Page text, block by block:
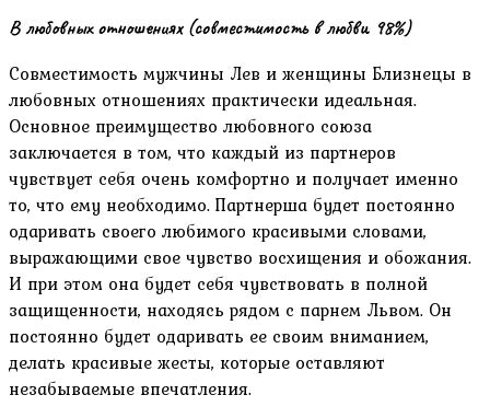
В любовных отношениях (совместимость в любви 98%)
Совместимость мужчины Лев и женщины Близнецы в
любовных отношениях практически идеальная.
Основное преимущество любовного союза
заключается в том, что каждый из партнеров
чувствует себя очень комфортно и получает именно
то, что ему необходимо. Партнерша будет постоянно
одаривать своего любимого красивыми словами,
выражающими свое чувство восхищения и обожания.
И при этом она будет себя чувствовать в полной
защищенности, находясь рядом с парнем Львом. Он
постоянно будет одаривать ее своим вниманием,
делать красивые жесты, которые оставляют
незабываемые впечатления.